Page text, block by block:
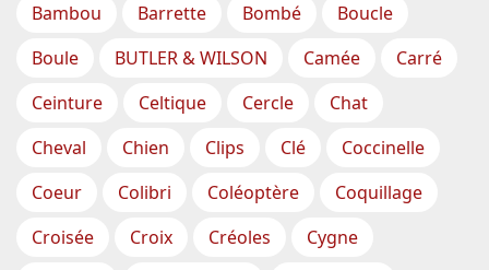
Bambou
Barrette Bombé
Boucle
Boule
BUTLER & WILSON Camée
Carré
Ceinture
Celtique Cercle
Chat
Cheval
Chien Clips Clé
Coccinelle
Coeur
Colibri Coléoptère
Coquillage
Croisée
Croix Créoles
Cygne